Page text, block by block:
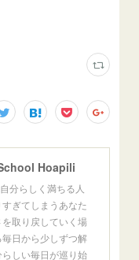
Hoapili
分らしく満ちる人
ぎてしまうあなた
取り戻していく場
日から少しずつ解
しい毎日が巡り始